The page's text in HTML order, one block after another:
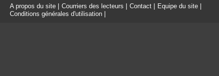
A propos du site Courriers des lecteurs Contact Equipe du site
Conditions générales d'utilisation